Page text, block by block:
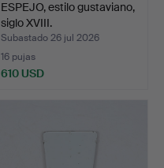
ESPEJO, estilo gustaviano,
siglo XVIII.
Subastado 26 jul 2026
16 pujas
610 USD